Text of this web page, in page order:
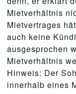
Mietverhältnis
Mietvertrages
auch keine
ausgesprochen
Mietverhältnis
Hinweis: Der
innerhalb eines